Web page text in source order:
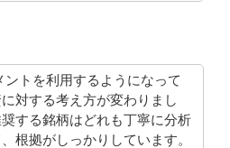
ントを利用するようになって
対する考え方が変わりまし
する銘柄はどれも丁寧に分析
根拠がしっかりしています。